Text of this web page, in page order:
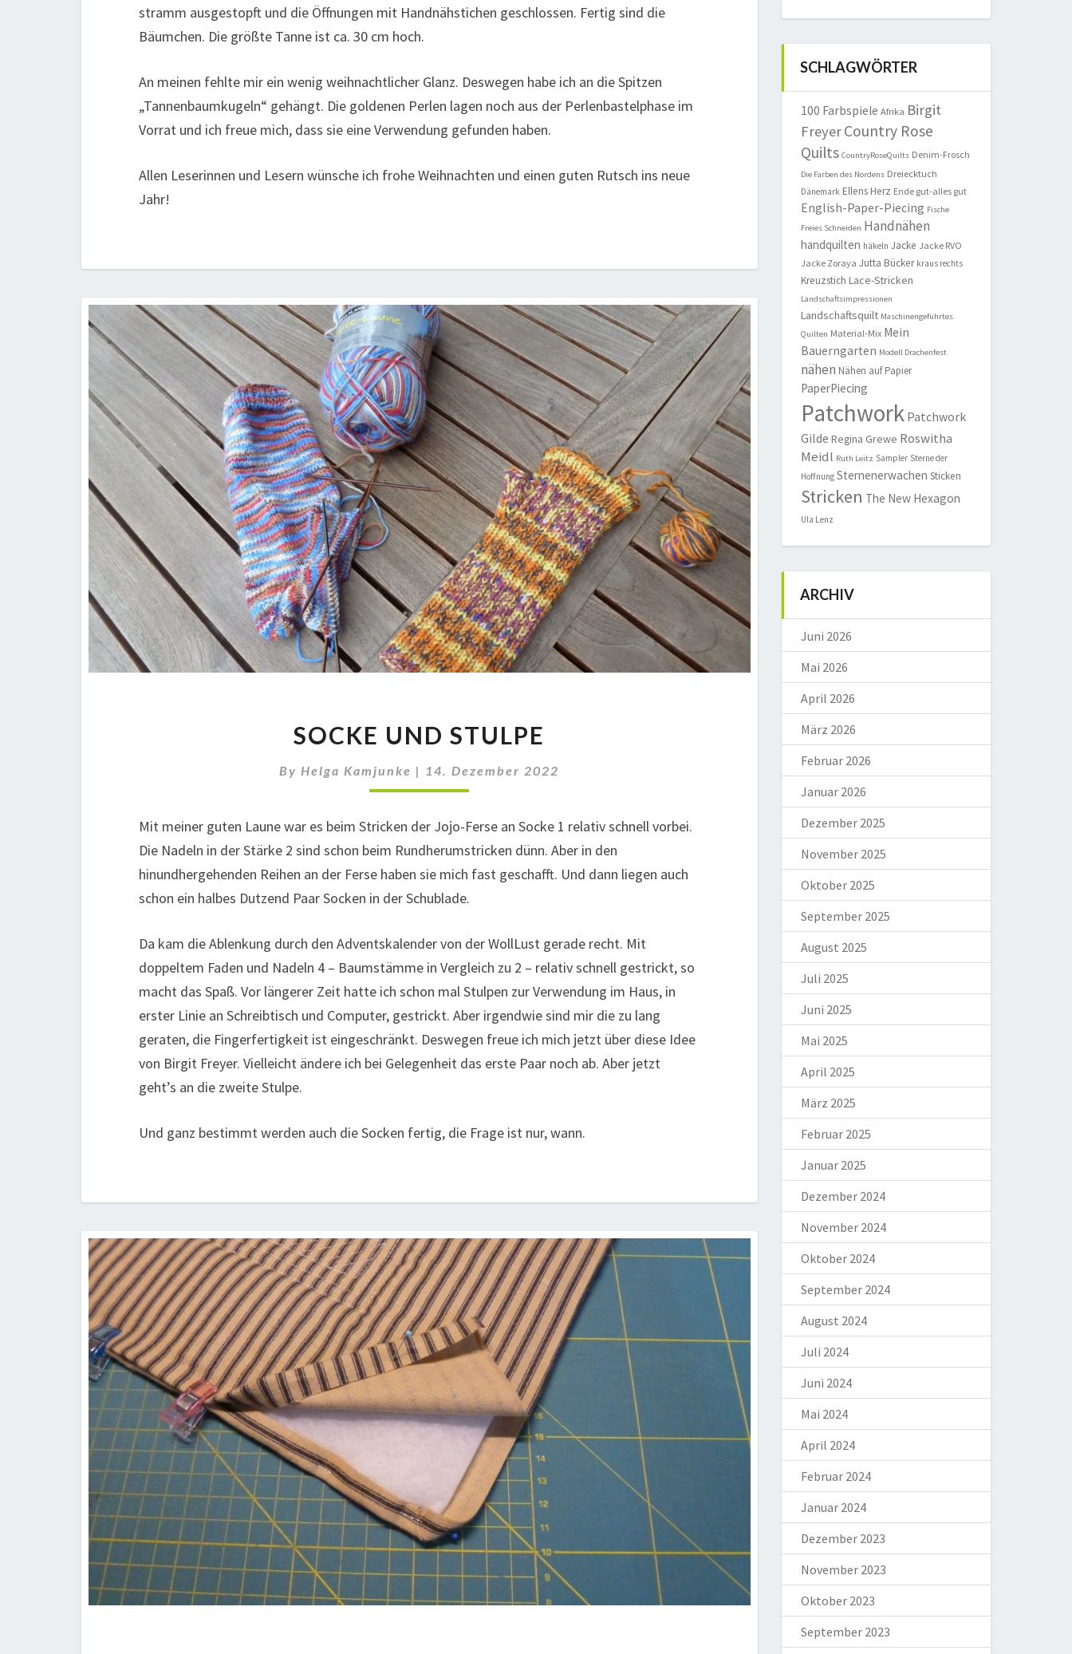
stramm ausgestopft und die Öffnungen mit Handnähstichen geschlossen. Fertig sind die
Bäumchen. Die größte Tanne ist ca. 30 cm hoch.
An meinen fehlte mir ein wenig weihnachtlicher Glanz. Deswegen habe ich an die Spitzen
„Tannenbaumkugeln“ gehängt. Die goldenen Perlen lagen noch aus der Perlenbastelphase im
Vorrat und ich freue mich, dass sie eine Verwendung gefunden haben.
Allen Leserinnen und Lesern wünsche ich frohe Weihnachten und einen guten Rutsch ins neue
Jahr!
UND
SOCKE UND STULPE
By Helga Kamjunke | 14. Dezember 2022
Mit meiner guten Laune war es beim Stricken der Jojo-Ferse an Socke 1 relativ schnell vorbei.
Die Nadeln in der Stärke 2 sind schon beim Rundherumstricken dünn. Aber in den
hinundhergehenden Reihen an der Ferse haben sie mich fast geschafft. Und dann liegen auch
schon ein halbes Dutzend Paar Socken in der Schublade.
Da kam die Ablenkung durch den Adventskalender von der WollLust gerade recht. Mit
doppeltem Faden und Nadeln 4 – Baumstämme in Vergleich zu 2 – relativ schnell gestrickt, so
macht das Spaß. Vor längerer Zeit hatte ich schon mal Stulpen zur Verwendung im Haus, in
erster Linie an Schreibtisch und Computer, gestrickt. Aber irgendwie sind mir die zu lang
geraten, die Fingerfertigkeit ist eingeschränkt. Deswegen freue ich mich jetzt über diese Idee
von Birgit Freyer. Vielleicht ändere ich bei Gelegenheit das erste Paar noch ab. Aber jetzt
geht’s an die zweite Stulpe.
Und ganz bestimmt werden auch die Socken fertig, die Frage ist nur, wann.
SCHLAGWÖRTER
100 Farbspiele Afrika Birgit
FreyerCountry Rose
Quilts CountryRoseQuilts Denim-Frosch
Die Farben des Nordens Dreiecktuch
Dänemark Ellens Herz Ende gut-alles gut
English-Paper-Piecing Fische
Freies Schneiden Handnähen
handquilten häkeln Jacke Jacke RVO
Jacke Zoraya Jutta Bücker kraus rechts
Kreuzstich Lace-Stricken
Landschaftsimpressionen
Landschaftsquilt Maschinengeführtes
Quilten Material-Mix Mein
Bauerngarten Modell Drachenfest
nähen Nähen auf Papier
PaperPiecing
Patchwork Patchwork
Gilde Regina Grewe Roswitha
Meidl Ruth Leitz Sampler Sterne der
Hoffnung Sternenerwachen Sticken
Stricken The New Hexagon
Ula Lenz
ARCHIV
Juni 2026
Mai 2026
April 2026
März 2026
Februar 2026
Januar 2026
Dezember 2025
November 2025
Oktober 2025
September 2025
August 2025
Juli 2025
Juni 2025
Mai 2025
April 2025
März 2025
Februar 2025
Januar 2025
Dezember 2024
November 2024
Oktober 2024
September 2024
August 2024
Juli 2024
Juni 2024
Mai 2024
April 2024
Februar 2024
Januar 2024
Dezember 2023
November 2023
Oktober 2023
September 2023